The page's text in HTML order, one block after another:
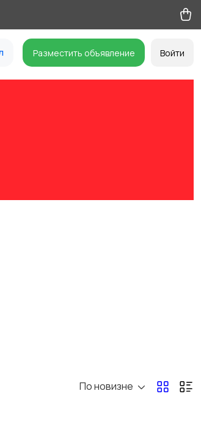
Разместить объявление Войти
По новизне